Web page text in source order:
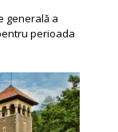
generală a
perioada